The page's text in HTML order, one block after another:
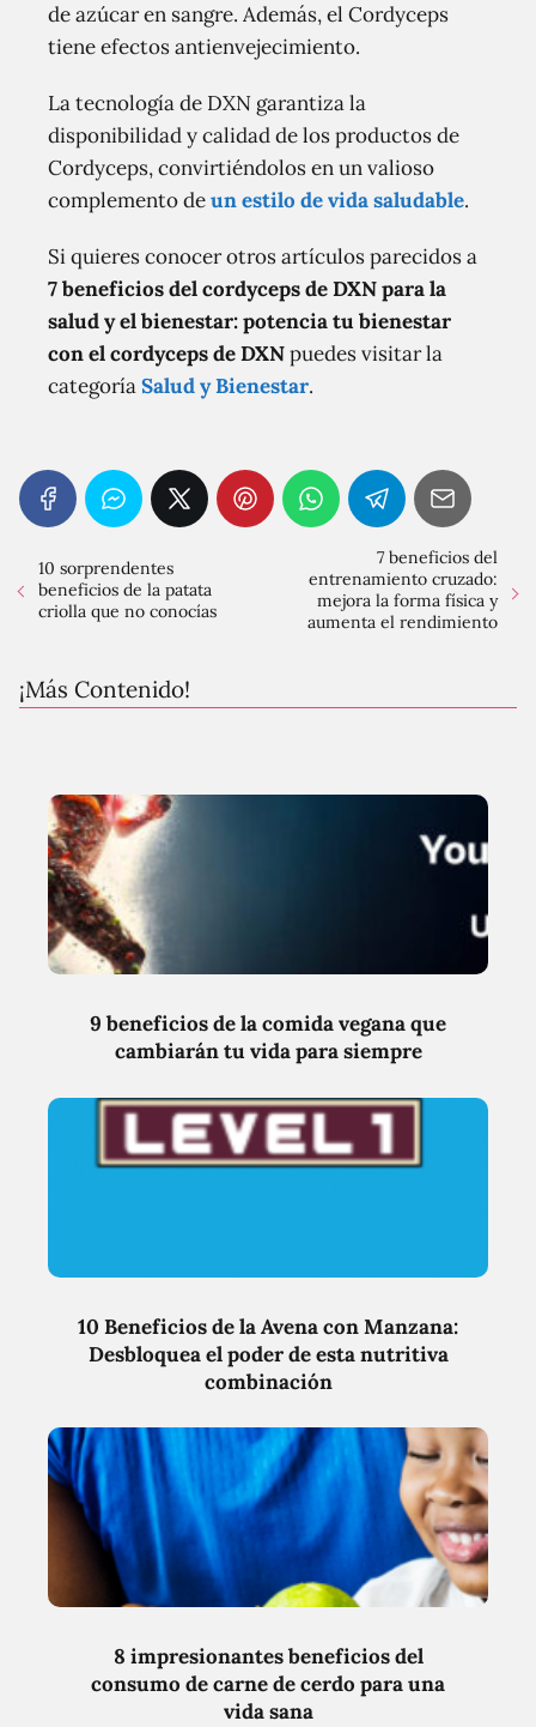
de azúcar en sangre. Además, el Cordyceps
tiene efectos antienvejecimiento.
La tecnología de DXN garantiza la
disponibilidad y calidad de los productos de
Cordyceps, convirtiéndolos en un valioso
complemento deun estilo de vida saludable.
Si quieres conocer otros artículos parecidos a
7 beneficios del cordyceps de DXN para la
salud y el bienestar: potencia tu bienestar
con el cordyceps de DXNpuedes visitar la
categoríaSalud y Bienestar.
10 sorprendentes
beneficios de la patata
criolla que no conocías
7 beneficios del
entrenamiento cruzado:
mejora la forma física y
aumenta el rendimiento
¡Más Contenido!
9 beneficios de la comida vegana que
cambiarán tu vida para siempre
10 Beneficios de la Avena con Manzana:
Desbloquea el poder de esta nutritiva
combinación
8 impresionantes beneficios del
consumo de carne de cerdo para una
vida sana